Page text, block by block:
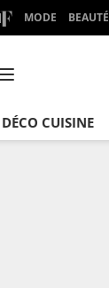
MODE BEAUTÉ
DÉCO CUISINE